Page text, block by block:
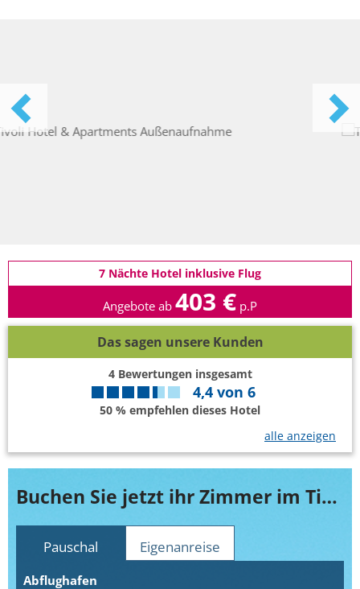
7 Nächte Hotel inklusive Flug
Angebote ab 403 € p.P
Das sagen unsere Kunden
4Bewertungen insgesamt
4,4 von 6
50 % empfehlen dieses Hotel
alle anzeigen
Buchen Sie jetzt ihr Zimmer im Tivoli Hotel & Apartments
Pauschal Eigenanreise
Abflughafen